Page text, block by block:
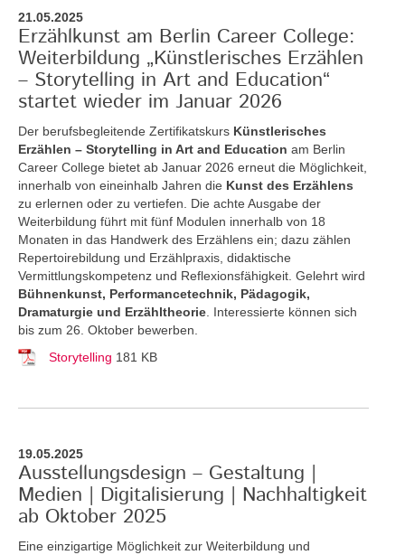
21.05.2025
Erzählkunst am Berlin Career College:
Weiterbildung „Künstlerisches Erzählen
– Storytelling in Art and Education“
startet wieder im Januar 2026
Der berufsbegleitende Zertifikatskurs Künstlerisches
Erzählen – Storytelling in Art and Education am Berlin
Career College bietet ab Januar 2026 erneut die Möglichkeit,
innerhalb von eineinhalb Jahren die Kunst des Erzählens
zu erlernen oder zu vertiefen. Die achte Ausgabe der
Weiterbildung führt mit fünf Modulen innerhalb von 18
Monaten in das Handwerk des Erzählens ein; dazu zählen
Repertoirebildung und Erzählpraxis, didaktische
Vermittlungskompetenz und Reflexionsfähigkeit. Gelehrt wird
Bühnenkunst, Performancetechnik, Pädagogik,
Dramaturgie und Erzähltheorie . Interessierte können sich
bis zum 26. Oktober bewerben.
Storytelling 181 KB
19.05.2025
Ausstellungsdesign – Gestaltung |
Medien | Digitalisierung | Nachhaltigkeit
ab Oktober 2025
Eine einzigartige Möglichkeit zur Weiterbildung und